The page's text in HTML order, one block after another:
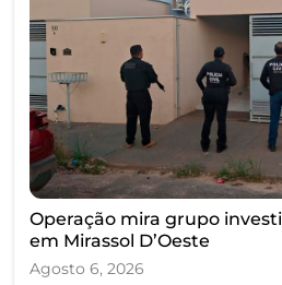
Operação mira grupo
em Mirassol D’Oeste
Agosto 6, 2026